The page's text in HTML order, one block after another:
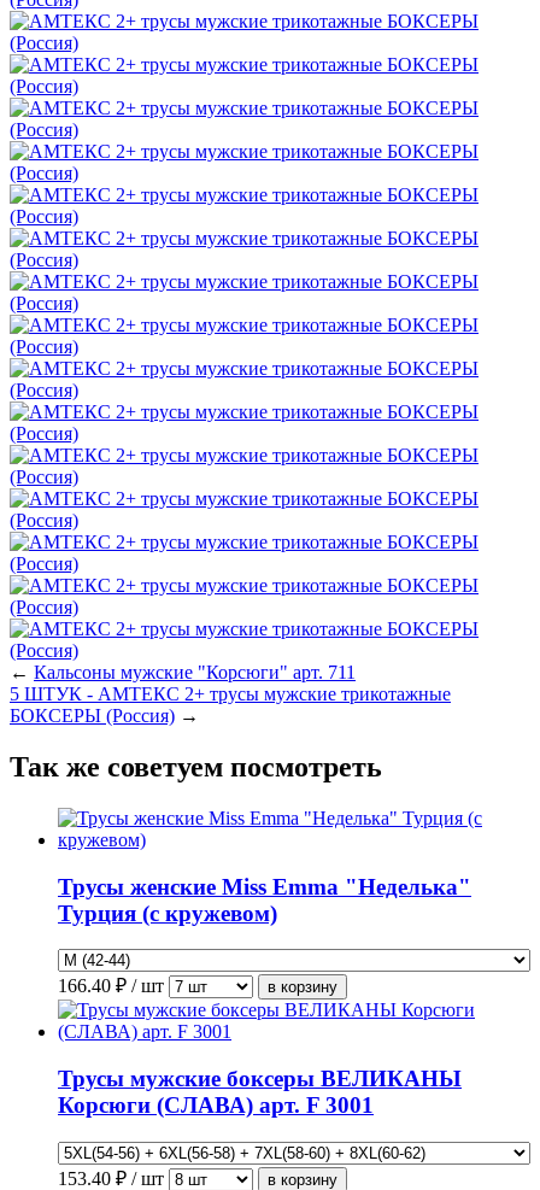
← Кальсоны мужские "Корсюги" арт. 711
5 ШТУК - АМТЕКС 2+ трусы мужские трикотажные
БОКСЕРЫ (Россия) →
Так же советуем посмотреть
Трусы женские Miss Emma "Неделька"
Турция (с кружевом)
166.40 ₽ / шт
Трусы мужские боксеры ВЕЛИКАНЫ
Корсюги (СЛАВА) арт. F 3001
153.40 ₽ / шт